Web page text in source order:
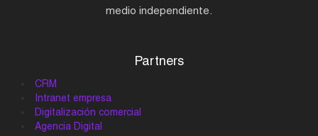
medio independiente.
Partners
CRM
Intranet empresa
Digitalización comercial
Agencia Digital